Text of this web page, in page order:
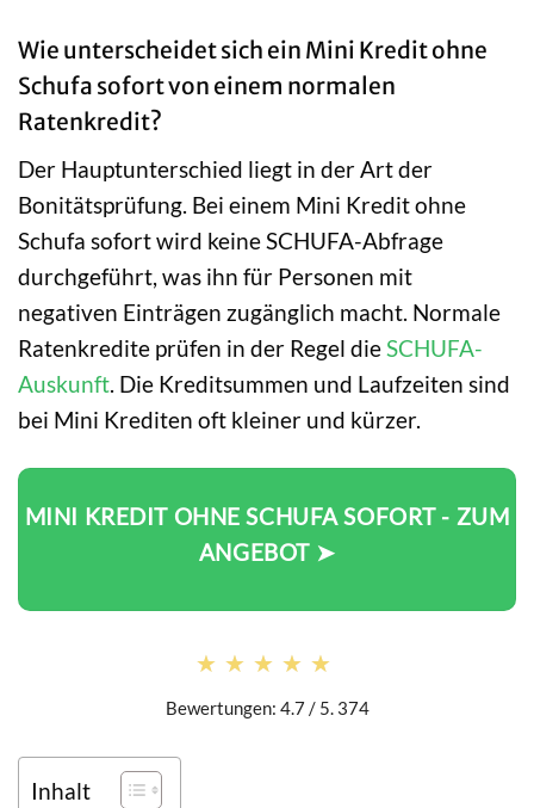
Wie unterscheidet sich ein Mini Kredit ohne
Schufa sofort von einem normalen
Ratenkredit?
Der Hauptunterschied liegt in der Art der
Bonitätsprüfung. Bei einem Mini Kredit ohne
Schufa sofort wird keine SCHUFA-Abfrage
durchgeführt, was ihn für Personen mit
negativen Einträgen zugänglich macht. Normale
Ratenkredite prüfen in der Regel dieSCHUFA-
Auskunft. Die Kreditsummen und Laufzeiten sind
bei Mini Krediten oft kleiner und kürzer.
MINI KREDIT OHNE SCHUFA SOFORT - ZUM
ANGEBOT ➤
★★★★★
★★★★★
Bewertungen: 4.7 / 5. 374
Inhalt